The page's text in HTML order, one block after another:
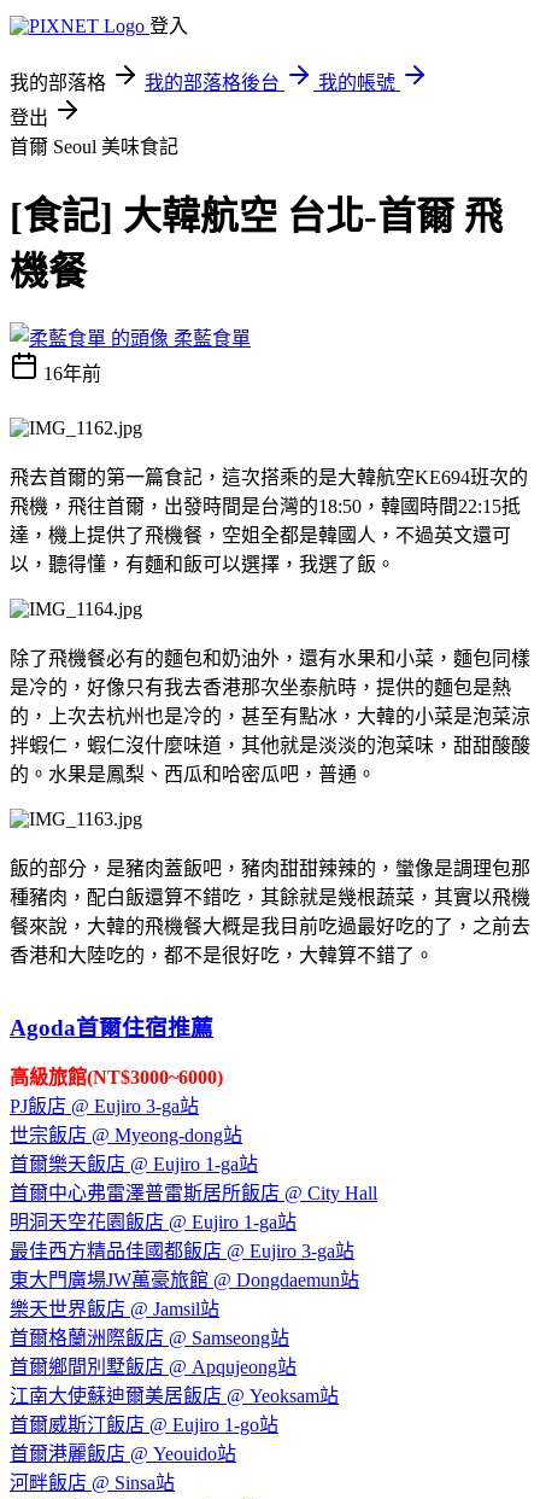
登入
我的部落格 我的部落格後台
我的帳號
登出
首爾 Seoul 美味食記
[食記] 大韓航空 台北-首爾 飛
機餐
柔藍食單
16年前
飛去首爾的第一篇食記，這次搭乘的是大韓航空KE694班次的
飛機，飛往首爾，出發時間是台灣的18:50，韓國時間22:15抵
達，機上提供了飛機餐，空姐全都是韓國人，不過英文還可
以，聽得懂，有麵和飯可以選擇，我選了飯。
除了飛機餐必有的麵包和奶油外，還有水果和小菜，麵包同樣
是冷的，好像只有我去香港那次坐泰航時，提供的麵包是熱
的，上次去杭州也是冷的，甚至有點冰，大韓的小菜是泡菜涼
拌蝦仁，蝦仁沒什麼味道，其他就是淡淡的泡菜味，甜甜酸酸
的。水果是鳳梨、西瓜和哈密瓜吧，普通。
飯的部分，是豬肉蓋飯吧，豬肉甜甜辣辣的，蠻像是調理包那
種豬肉，配白飯還算不錯吃，其餘就是幾根蔬菜，其實以飛機
餐來說，大韓的飛機餐大概是我目前吃過最好吃的了，之前去
香港和大陸吃的，都不是很好吃，大韓算不錯了。
Agoda首爾住宿推薦
高級旅館(NT$3000~6000)
PJ飯店 @ Eujiro 3-ga站
世宗飯店 @ Myeong-dong站
首爾樂天飯店 @ Eujiro 1-ga站
首爾中心弗雷澤普雷斯居所飯店 @ City Hall
明洞天空花園飯店 @ Eujiro 1-ga站
最佳西方精品佳國都飯店 @ Eujiro 3-ga站
東大門廣場JW萬豪旅館 @ Dongdaemun站
樂天世界飯店 @ Jamsil站
首爾格蘭洲際飯店 @ Samseong站
首爾鄉間別墅飯店 @ Apqujeong站
江南大使蘇迪爾美居飯店 @ Yeoksam站
首爾威斯汀飯店 @ Eujiro 1-go站
首爾港麗飯店 @ Yeouido站
河畔飯店 @ Sinsa站